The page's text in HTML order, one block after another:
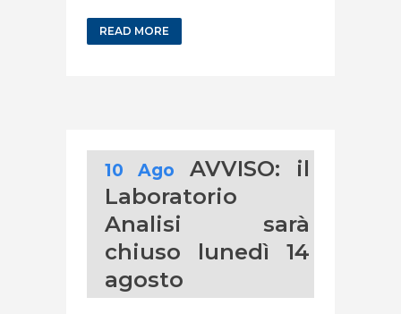
READ MORE
10 Ago
AVVISO: il
Laboratorio
Analisi sarà
chiuso lunedì 14
agosto